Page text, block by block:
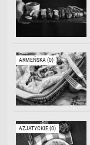
ARMEŃSKA (0)
AZJATYCKIE (0)